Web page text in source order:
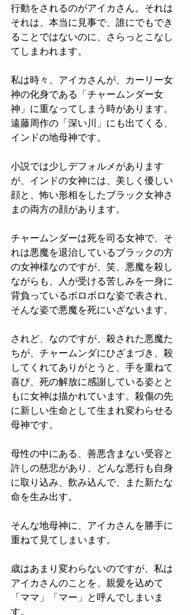
行動をされるのがアイカさん。それは
それは、本当に見事で、誰にでもでき
ることではないのに、さらっとこなし
てしまわれます。
私は時々、アイカさんが、カーリー女
神の化身である「チャームンダー女
神」に重なってしまう時があります。
遠藤周作の「深い川」にも出てくる、
インドの地母神です。
小説では少しデフォルメがあります
が、インドの女神には、美しく優しい
顔と、怖い形相をしたブラック女神さ
まの両方の顔があります。
チャームンダーは死を司る女神で、そ
れは悪魔を退治しているブラックの方
の女神様なのですが、笑、悪魔を殺し
ながらも、人が受ける苦しみを一身に
背負っているボロボロな姿で表され、
そんな姿で悪魔を死にいざないます。
されど、なのですが、殺された悪魔た
ちが、チャームンダにひざまづき、殺
してくれてありがとうと、手を重ねて
喜び、死の解放に感謝している姿とと
もに女神は描かれています。殺傷の先
に新しい生命として生まれ変わらせる
母神です。
母性の中にある、善悪含まない受容と
許しの慈悲があり、どんな悪行も自身
に取り込み、飲み込んで、また新たな
命を生み出す。
そんな地母神に、アイカさんを勝手に
重ねて見てしまいます。
歳はあまり変わらないのですが、私は
アイカさんのことを、親愛を込めて
「ママ」「マー」と呼んでしまいま
す。